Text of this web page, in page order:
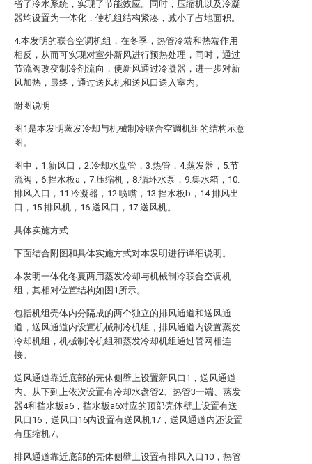
省了冷水系统，实现了节能效应。同时，压缩机以及冷凝
器均设置为一体化，使机组结构紧凑，减小了占地面积。
4.本发明的联合空调机组，在冬季，热管冷端和热端作用
相反，从而可实现对室外新风进行预热处理，同时，通过
节流阀改变制冷剂流向，使新风通过冷凝器，进一步对新
风加热，最终，通过送风机和送风口送入室内。
附图说明
图1是本发明蒸发冷却与机械制冷联合空调机组的结构示意
图。
图中，1.新风口，2.冷却水盘管，3.热管，4.蒸发器，5.节
流阀，6.挡水板a，7.压缩机，8.循环水泵，9.集水箱，10.
排风入口，11.冷凝器，12.喷嘴，13.挡水板b，14.排风出
口，15.排风机，16.送风口，17.送风机。
具体实施方式
下面结合附图和具体实施方式对本发明进行详细说明。
本发明一体化冬夏两用蒸发冷却与机械制冷联合空调机
组，其相对位置结构如图1所示。
包括机组壳体内分隔成的两个独立的排风通道和送风通
道，送风通道内设置机械制冷机组，排风通道内设置蒸发
冷却机组，机械制冷机组和蒸发冷却机组通过管网相连
接。
送风通道靠近底部的壳体侧壁上设置新风口1，送风通道
内、从下到上依次设置有冷却水盘管2、热管3一端、蒸发
器4和挡水板a6，挡水板a6对应的顶部壳体壁上设置有送
风口16，送风口16内设置有送风机17，送风通道内还设置
有压缩机7。
排风通道靠近底部的壳体侧壁上设置有排风入口10，热管